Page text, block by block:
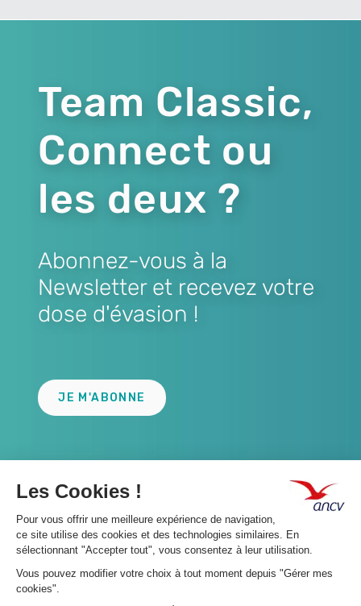
Team Classic,
Connect ou
les deux ?
Abonnez-vous à la
Newsletter et recevez votre
dose d'évasion !
JE M'ABONNE
A propos 👇